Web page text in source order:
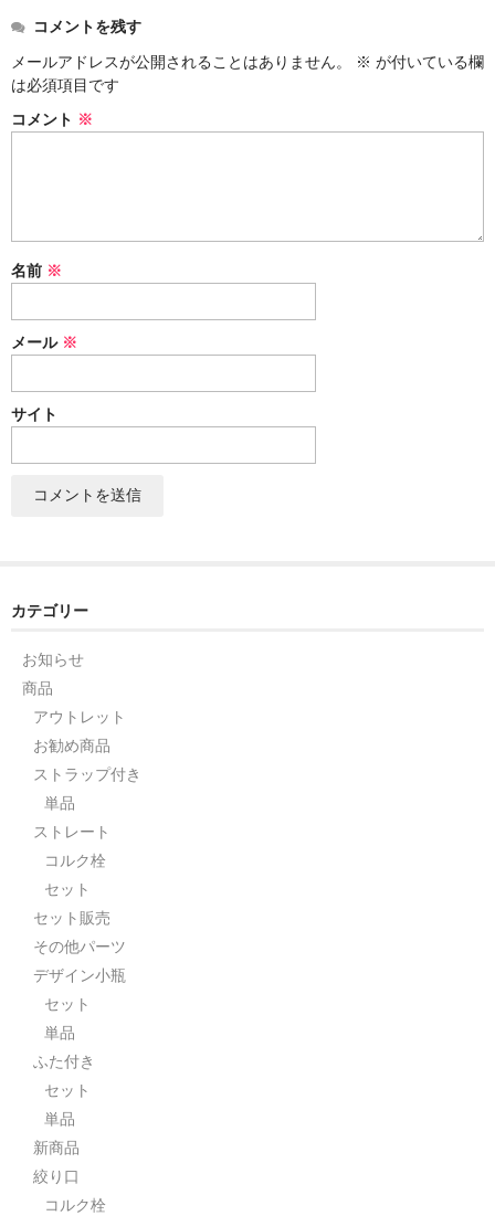
ふた付き
単品
セット
アウトレット
お問い合わせ
コメントを残す
メールアドレスが公開されることはありません。
※ が付いている欄
は必須項目です
コメント ※
名前 ※
メール ※
サイト
カテゴリー
お知らせ
商品
アウトレット
お勧め商品
ストラップ付き
単品
ストレート
コルク栓
セット
セット販売
その他パーツ
デザイン小瓶
セット
単品
ふた付き
セット
単品
新商品
絞り口
コルク栓